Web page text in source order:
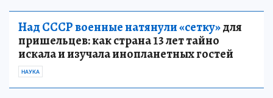
Над СССР военные натянули «сетку»для
пришельцев: как страна 13 лет тайно
искала и изучала инопланетных гостей
НАУКА